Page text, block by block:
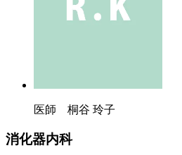
医師 桐谷 玲子
消化器内科